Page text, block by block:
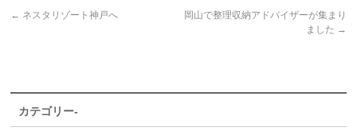
← ネスタリゾート神戸へ
岡山で整理収納アドバイザーが集まり
ました →
カテゴリー-